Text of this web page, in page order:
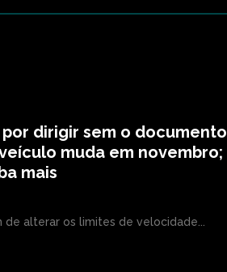
dirigir sem o documento
muda em novembro;
mais
de alterar os limites de velocidade...